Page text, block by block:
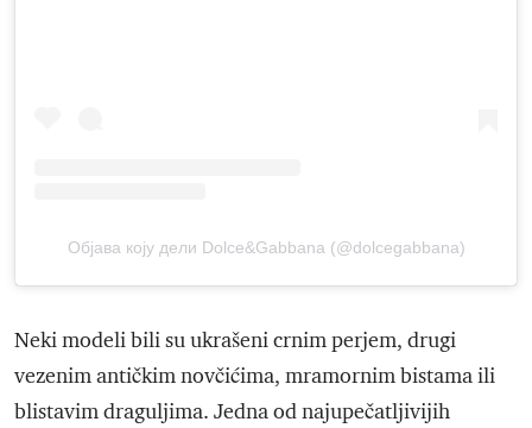
Објава коју дели Dolce&Gabbana (@dolcegabbana)
Neki modeli bili su ukrašeni crnim perjem, drugi
vezenim antičkim novčićima, mramornim bistama ili
blistavim draguljima. Jedna od najupečatljivijih